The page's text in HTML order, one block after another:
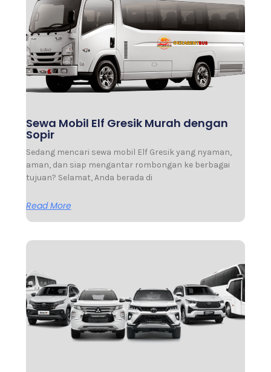
Sewa Mobil Elf Gresik Murah dengan
Sopir
Sedang mencari sewa mobil Elf Gresik yang nyaman,
aman, dan siap mengantar rombongan ke berbagai
tujuan? Selamat, Anda berada di
Read More